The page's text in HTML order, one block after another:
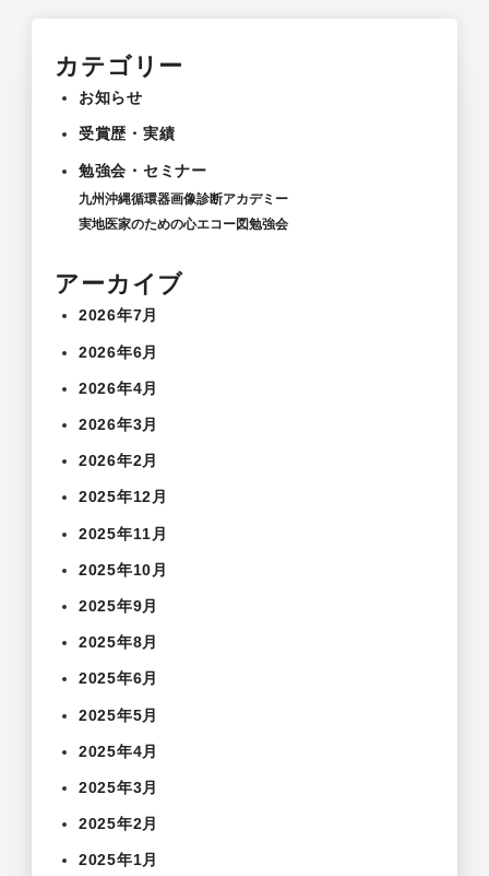
カテゴリー
お知らせ
受賞歴・実績
勉強会・セミナー
九州沖縄循環器画像診断アカデミー
実地医家のための心エコー図勉強会
アーカイブ
2026年7月
2026年6月
2026年4月
2026年3月
2026年2月
2025年12月
2025年11月
2025年10月
2025年9月
2025年8月
2025年6月
2025年5月
2025年4月
2025年3月
2025年2月
2025年1月